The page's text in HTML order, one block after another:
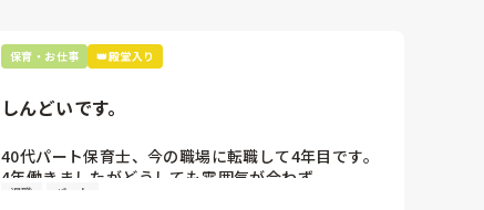
保育・お仕事 👑殿堂入り
しんどいです。
40代パート保育士、今の職場に転職して4年目です。
4年働きましたがどうしても雰囲気が合わず
退職しようと思っています。
退職 パート